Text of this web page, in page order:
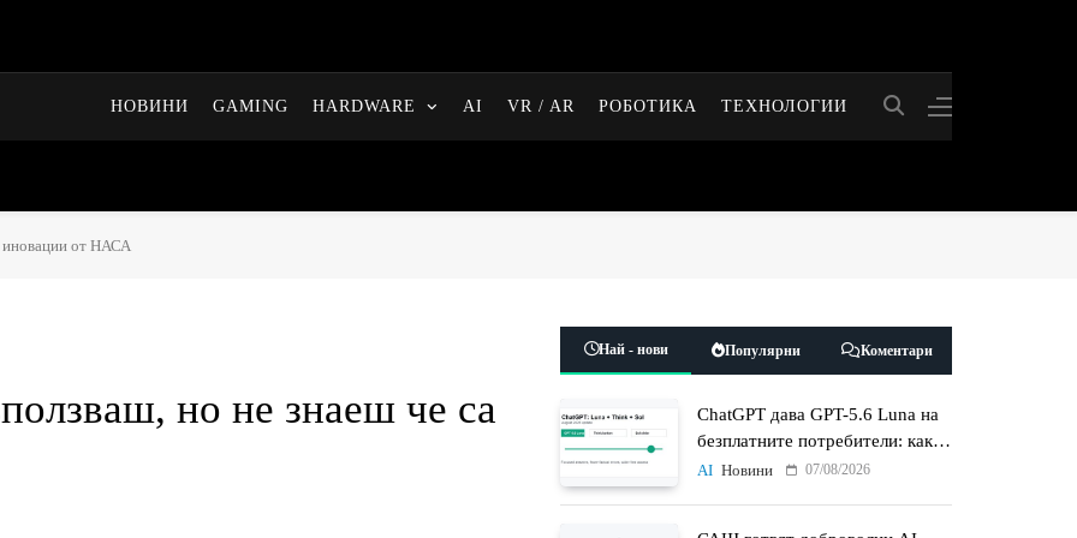
НОВИНИ GAMING HARDWARE AI VR / AR РОБОТИКА ТЕХНОЛОГИИ
иновации от НАСА
но не знаеш че са
Най - нови Популярни Коментари
ChatGPT дава GPT-5.6 Luna на
безплатните потребители: какво
променят Think бутонът и
AI Новини 07/08/2026